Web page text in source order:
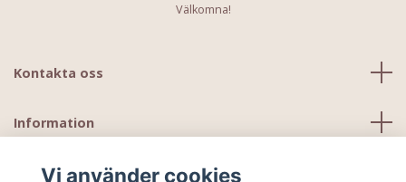
Välkomna!
Kontakta oss
Information
Vi använder cookies